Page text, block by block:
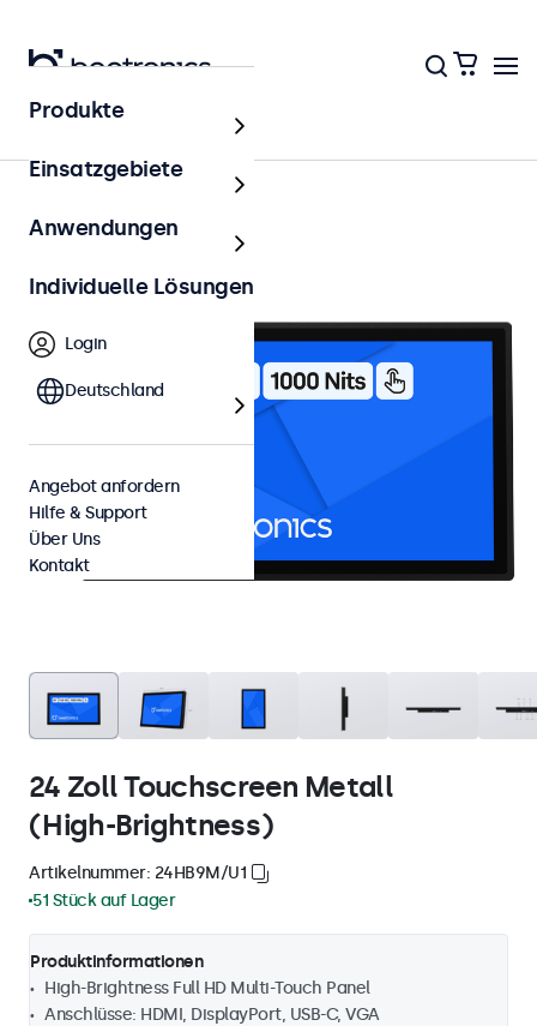
24 Zoll Touchscreen Metall
(High-Brightness)
Artikelnummer: 24HB9M/U1
51 Stück auf Lager
Produktinformationen
High-Brightness Full HD Multi-Touch Panel
Anschlüsse: HDMI, DisplayPort, USB-C, VGA
Produkte
Einsatzgebiete
Anwendungen
Individuelle Lösungen
Login
Deutschland
Angebot anfordern
Hilfe & Support
Über Uns
Kontakt